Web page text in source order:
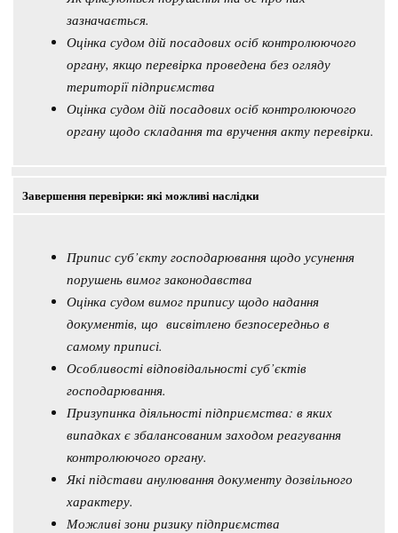
зазначається.
Оцінка судом дій посадових осіб контролюючого
органу, якщо перевірка проведена без огляду
території підприємства
Оцінка судом дій посадових осіб контролюючого
органу щодо складання та вручення акту перевірки.
Завершення перевірки: які можливі наслідки
Припис суб’єкту господарювання щодо усунення
порушень вимог законодавства
Оцінка судом вимог припису щодо надання
документів, що висвітлено безпосередньо в
самому приписі.
Особливості відповідальності суб’єктів
господарювання.
Призупинка діяльності підприємства: в яких
випадках є збалансованим заходом реагування
контролюючого органу.
Які підстави анулювання документу дозвільного
характеру.
Можливі зони ризику підприємства